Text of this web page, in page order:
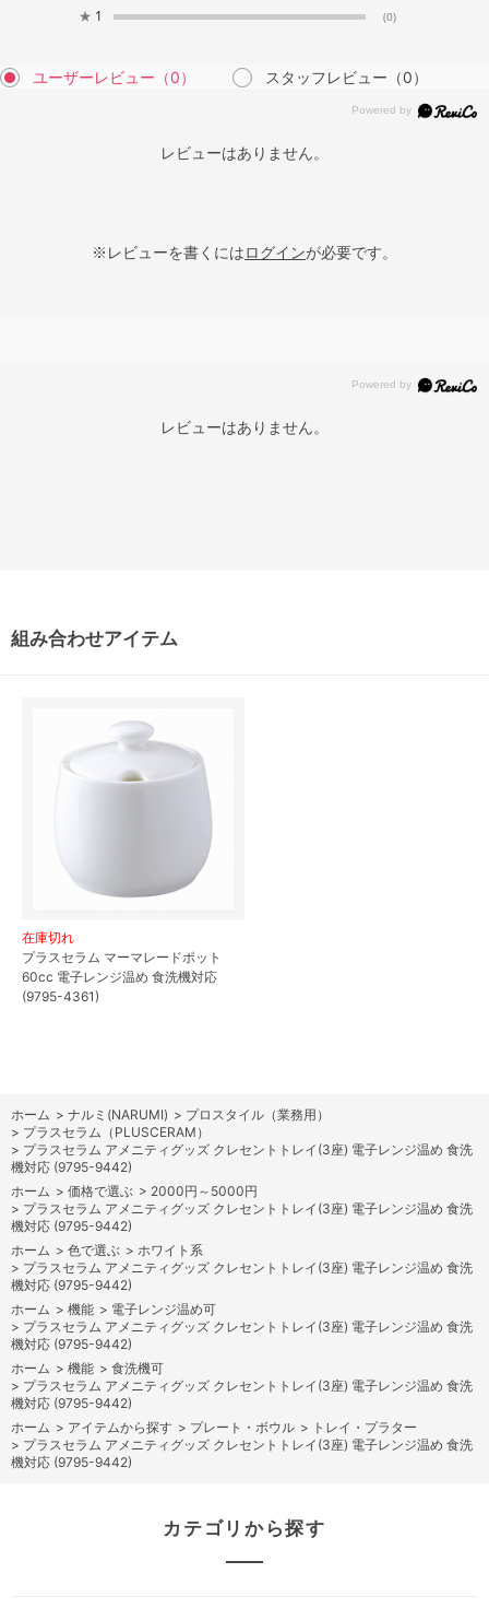
★ 1 (0)
ユーザーレビュー （0） スタッフレビュー （0）
レビューはありません。
※レビューを書くにはログインが必要です。
レビューはありません。
組み合わせアイテム
在庫切れ
プラスセラム マーマレードポット
60cc 電子レンジ温め 食洗機対応
(9795-4361)
ホーム > ナルミ(NARUMI) > プロスタイル（業務用）
> プラスセラム（PLUSCERAM）
> プラスセラム アメニティグッズ クレセントトレイ(3座) 電子レンジ温め 食洗
機対応 (9795-9442)
ホーム > 価格で選ぶ > 2000円～5000円
> プラスセラム アメニティグッズ クレセントトレイ(3座) 電子レンジ温め 食洗
機対応 (9795-9442)
ホーム > 色で選ぶ > ホワイト系
> プラスセラム アメニティグッズ クレセントトレイ(3座) 電子レンジ温め 食洗
機対応 (9795-9442)
ホーム > 機能 > 電子レンジ温め可
> プラスセラム アメニティグッズ クレセントトレイ(3座) 電子レンジ温め 食洗
機対応 (9795-9442)
ホーム > 機能 > 食洗機可
> プラスセラム アメニティグッズ クレセントトレイ(3座) 電子レンジ温め 食洗
機対応 (9795-9442)
ホーム > アイテムから探す > プレート・ボウル > トレイ・プラター
> プラスセラム アメニティグッズ クレセントトレイ(3座) 電子レンジ温め 食洗
機対応 (9795-9442)
カテゴリから探す